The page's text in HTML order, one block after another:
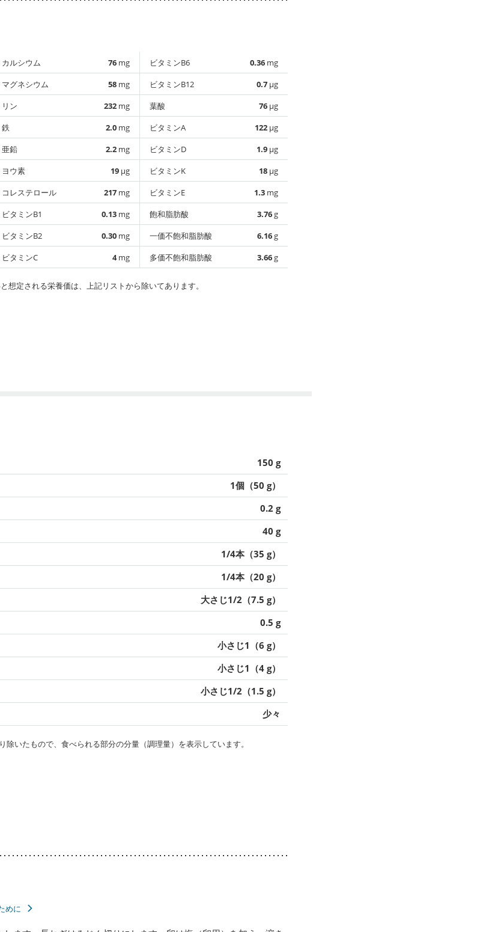
カルシウム 76 mg
マグネシウム
58 mg
リン
232 mg
鉄
2.0 mg
亜鉛
2.2 mg
ヨウ素
19 µg
コレステロール
217 mg
ビタミンB1
0.13 mg
ビタミンB2
0.30 mg
ビタミンC
4mg
ビタミンB6 0.36 mg
ビタミンB12
0.7 µg
葉酸
76 µg
ビタミンA
122 µg
ビタミンD
1.9 µg
ビタミンK
18 µg
ビタミンE
1.3 mg
飽和脂肪酸
3.76g
一価不飽和脂肪酸
6.16g
多価不飽和脂肪酸
3.66g
想定される栄養価は、上記リストから除いてあります。
150 g
1個（50 g）
0.2 g
40 g
1/4本（35 g）
1/4本（20 g）
大さじ1/2（7.5 g）
0.5 g
小さじ1（6 g）
小さじ1（4 g）
小さじ1/2（1.5 g）
少々
いたもので、食べられる部分の分量（調理量）を表示しています。
めに